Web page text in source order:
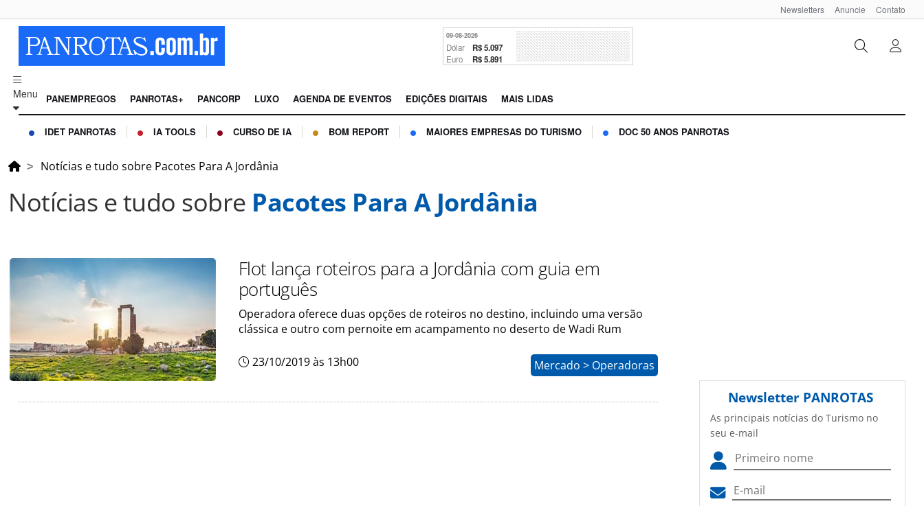
Newsletters Anuncie Contato
09-08-2026
Dólar R$ 5.097
Euro R$ 5.891
Menu PANEMPREGOS PANROTAS+ PANCORP LUXO AGENDA DE EVENTOS EDIÇÕES DIGITAIS MAIS LIDAS
IDET PANROTAS IA TOOLS CURSO DE IA BOM REPORT MAIORES EMPRESAS DO TURISMO DOC 50 ANOS PANROTAS
Notícias e tudo sobre Pacotes Para A Jordânia
Notícias e tudo sobre Pacotes Para A Jordânia
Flot lança roteiros para a Jordânia com guia em
português
Operadora oferece duas opções de roteiros no destino, incluindo uma versão
clássica e outro com pernoite em acampamento no deserto de Wadi Rum
23/10/2019 às 13h00 Mercado > Operadoras
Newsletter PANROTAS
As principais notícias do Turismo no
seu e-mail